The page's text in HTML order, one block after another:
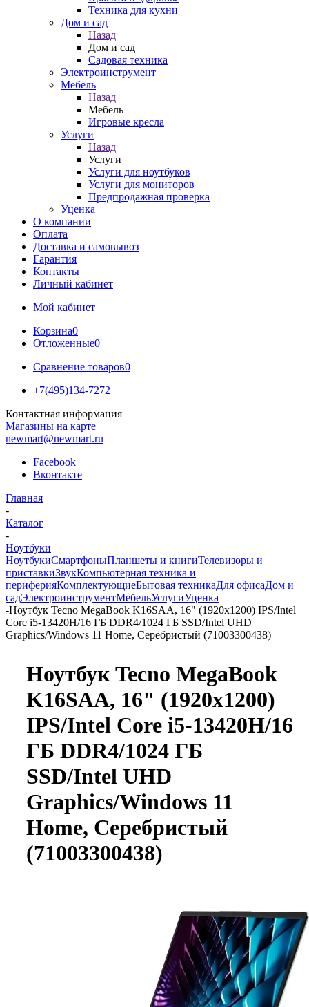
Техника для кухни
Дом и сад
Назад
Дом и сад
Садовая техника
Электроинструмент
Мебель
Назад
Мебель
Игровые кресла
Услуги
Назад
Услуги
Услуги для ноутбуков
Услуги для мониторов
Предпродажная проверка
Уценка
О компании
Оплата
Доставка и самовывоз
Гарантия
Контакты
Личный кабинет
Мой кабинет
Корзина0
Отложенные0
Сравнение товаров0
+7(495)134-7272
Контактная информация
Магазины на карте
newmart@newmart.ru
Facebook
Вконтакте
Главная
-
Каталог
-
Ноутбуки
НоутбукиСмартфоныПланшеты и книгиТелевизоры и
приставкиЗвукКомпьютерная техника и
периферияКомплектующиеБытовая техникаДля офисаДом и
садЭлектроинструментМебельУслугиУценка
-Ноутбук Tecno MegaBook K16SAA, 16" (1920x1200) IPS/Intel
Core i5-13420H/16 ГБ DDR4/1024 ГБ SSD/Intel UHD
Graphics/Windows 11 Home, Серебристый (71003300438)
Ноутбук Tecno MegaBook
K16SAA, 16" (1920x1200)
IPS/Intel Core i5-13420H/16
ГБ DDR4/1024 ГБ
SSD/Intel UHD
Graphics/Windows 11
Home, Серебристый
(71003300438)